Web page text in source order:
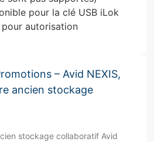
pour la clé USB iLok
autorisation
– Avid NEXIS,
ancien stockage
stockage collaboratif Avid